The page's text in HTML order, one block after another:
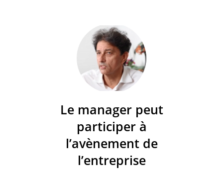
Le manager peut
participer à
l’avènement de
l’entreprise